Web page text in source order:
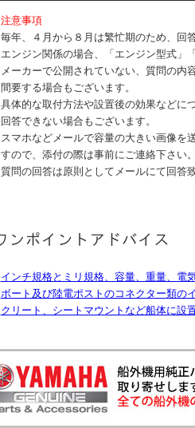
注意事項
毎年、４月から８月は繁忙期のため、回
エンジン関係の場合、「エンジン型式」
メーカーで公開されていない、質問の内
間要する場合もございます。
具体的な取付方法や設置後の効果などに
回答できない場合もございます。
スマホなどメールで容量の大きい画像を
すので、添付の際は事前にご連絡下さい
質問の回答は原則としてメールにて回答
インチ規格とミリ規格、容量、重量、電
ボート及び陸電ポストのコネクター類の
クリート、シートマウントなど船体に設